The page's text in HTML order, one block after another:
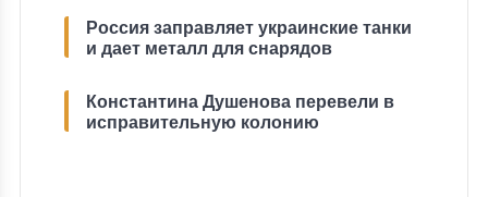
Россия заправляет украинские танки
и дает металл для снарядов
Константина Душенова перевели в
исправительную колонию